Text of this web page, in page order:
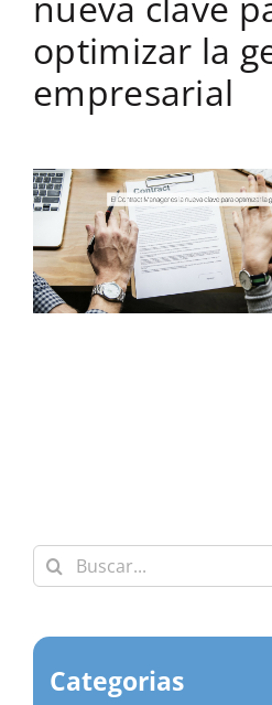
optimizar la
empresarial
Buscar:
Categorias